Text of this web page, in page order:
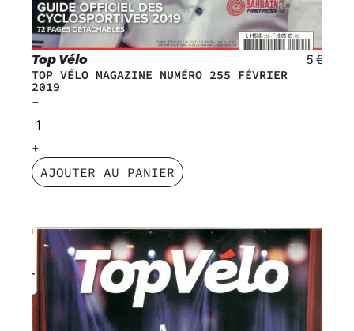
Top Vélo 5€
TOP VÉLO MAGAZINE NUMÉRO 255 FÉVRIER
2019
AJOUTER AU PANIER